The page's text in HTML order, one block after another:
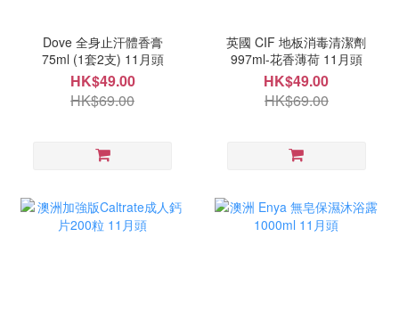
Dove 全身止汗體香膏
75ml (1套2支) 11月頭
HK$49.00
HK$69.00
英國 CIF 地板消毒清潔劑
997ml-花香薄荷 11月頭
HK$49.00
HK$69.00